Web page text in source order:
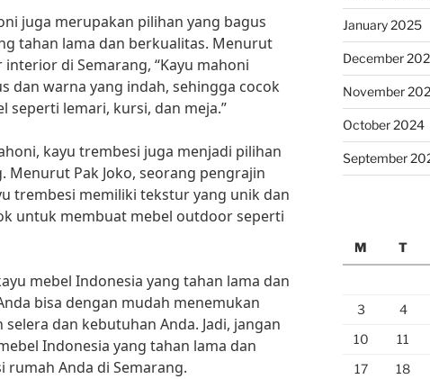
juga merupakan pilihan yang bagus
tahan lama dan berkualitas. Menurut
di Semarang, “Kayu mahoni
dan warna yang indah, sehingga cocok
seperti lemari, kursi, dan meja.”
kayu trembesi juga menjadi pilihan
Menurut Pak Joko, seorang pengrajin
trembesi memiliki tekstur yang unik dan
untuk membuat mebel outdoor seperti
mebel Indonesia yang tahan lama dan
bisa dengan mudah menemukan
dan kebutuhan Anda. Jadi, jangan
Indonesia yang tahan lama dan
Anda di Semarang.
January 2025
December
November
October 2024
September
M
T
3
4
10
11
17
18